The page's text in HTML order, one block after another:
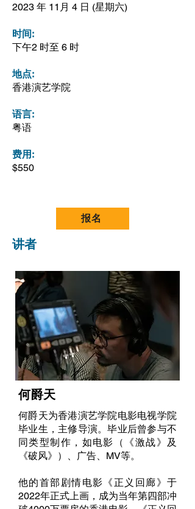
2023 年 11月 4 日 (星期六)
时间:
下午2 时至 6 时
地点:
香港演艺学院​
语言:
粤语
费用:
$550
报名
讲者
何爵天
何爵天为香港演艺学院电影电视学院
毕业生，主修导演。毕业后曾参与不
同类型制作，如电影（《激战》及
《破风》）、广告、MV等。
他的首部剧情电影《正义回廊》于
2022年正式上画，成为当年第四部冲